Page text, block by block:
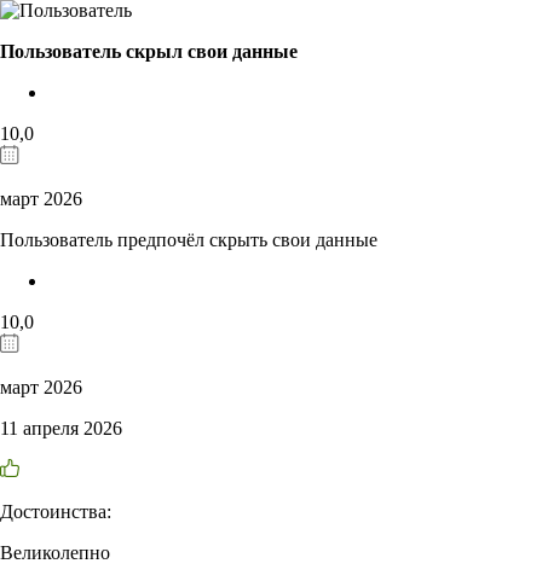
Пользователь скрыл свои данные
10,0
март 2026
Пользователь предпочёл скрыть свои данные
10,0
март 2026
11 апреля 2026
Достоинства:
Великолепно